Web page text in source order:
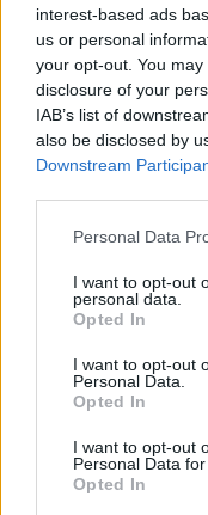
interest-based ads
us or personal
your opt-out. You
disclosure of your
IAB’s list of
also be disclosed by
Downstream
Personal Data
I want to opt-out
personal data.
Opted In
I want to opt-out
Personal Data.
Opted In
I want to opt-out
Personal Data
Opted In
ΣΗΜΕΡΑ ΡΟΗ
ΕΙΔΗΣΕΙΣ
Η
ΕΙΔΗΣΕΙΣ
Σέρρες:
ΕΙΔΗΣΕΙΣ
του
ΕΙΔΗΣΕΙΣ
ετών
καρκίνου
δύο
στη